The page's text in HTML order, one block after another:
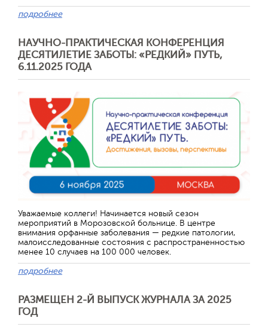
подробнее
НАУЧНО-ПРАКТИЧЕСКАЯ КОНФЕРЕНЦИЯ
ДЕСЯТИЛЕТИЕ ЗАБОТЫ: «РЕДКИЙ» ПУТЬ,
6.11.2025 ГОДА
Уважаемые коллеги! Начинается новый сезон
мероприятий в Морозовской больнице. В центре
внимания орфанные заболевания — редкие патологии,
малоисследованные состояния с распространенностью
менее 10 случаев на 100 000 человек.
подробнее
РАЗМЕЩЕН 2-Й ВЫПУСК ЖУРНАЛА ЗА 2025
ГОД
Отправить